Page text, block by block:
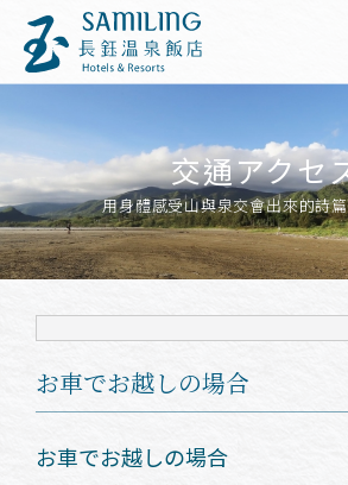
交通アクセ
用身體感受山與泉交會出來的詩
お車でお越しの場合
お車でお越しの場合